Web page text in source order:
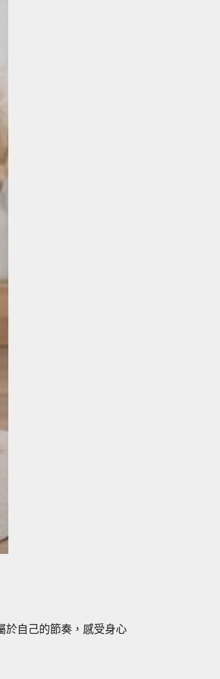
於自己的節奏，感受身心